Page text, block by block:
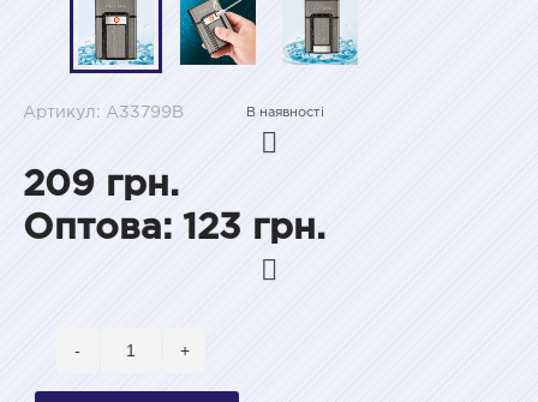
Артикул: A33799B В наявності
209 грн.
Оптова: 123 грн.
- +